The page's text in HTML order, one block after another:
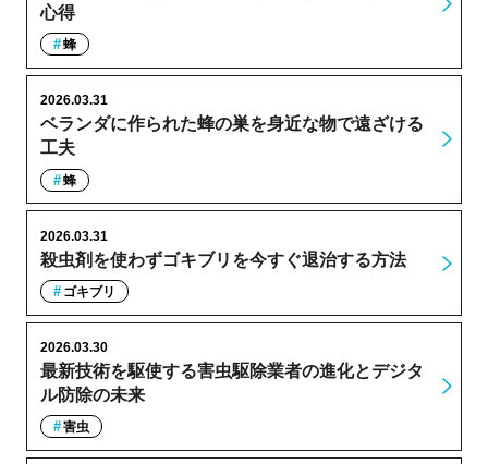
心得
蜂
ベランダに作られた蜂の巣を身近な物で遠ざける
工夫
2026.03.31
蜂
殺虫剤を使わずゴキブリを今すぐ退治する方法
2026.03.31
ゴキブリ
最新技術を駆使する害虫駆除業者の進化とデジタ
ル防除の未来
2026.03.30
害虫